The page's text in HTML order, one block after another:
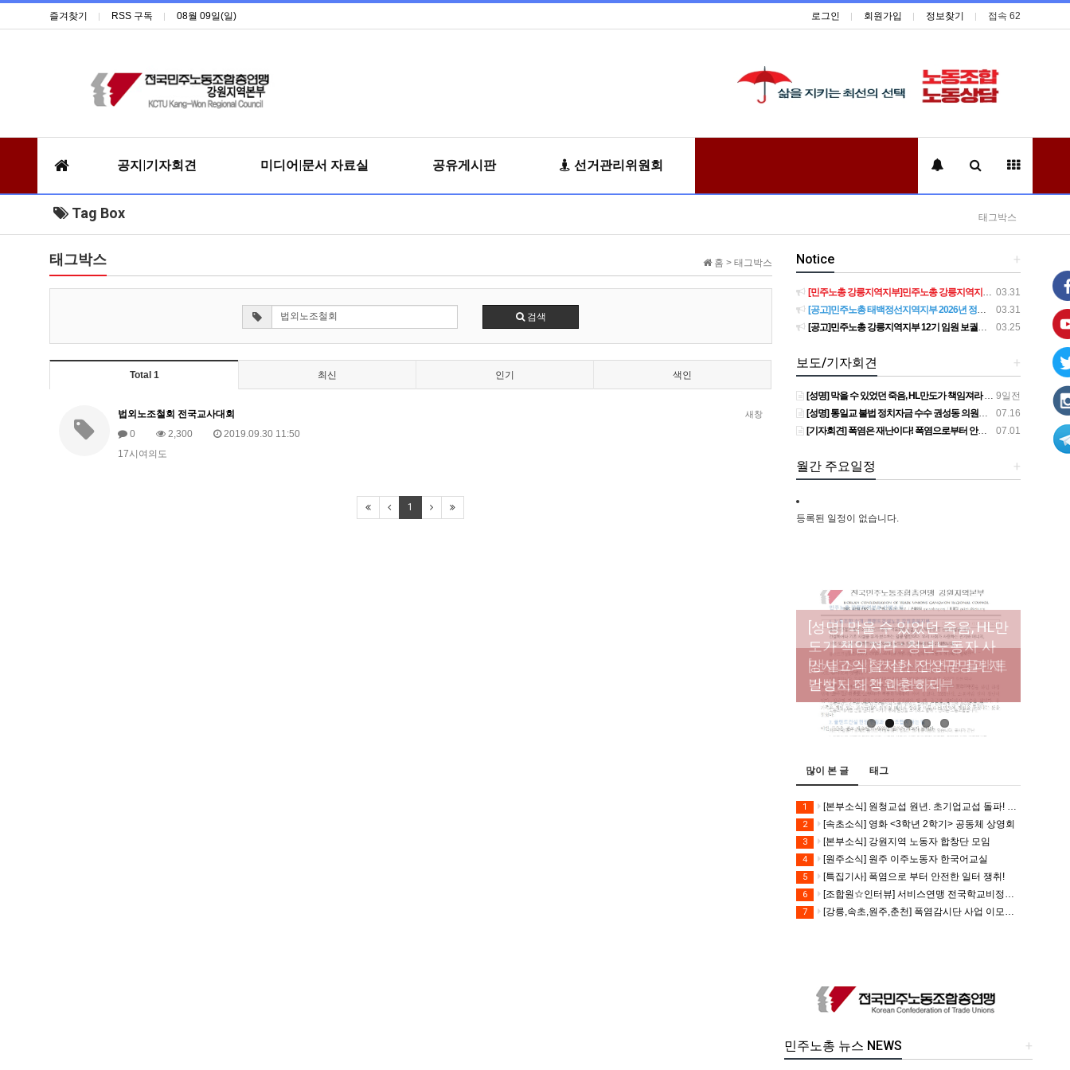
즐겨찾기 RSS 구독 08월 09일(일) 로그인 회원가입 정보찾기 접속 62
공지|기자회견 미디어|문서 자료실 공유게시판 선거관리위원회
Tag Box 태그박스
홈 > 태그박스
태그박스
검색
Total 1 최신 인기 색인
새창
법외노조철회 전국교사대회
0
2,300
2019.09.30 11:50
17시여의도
1
+
Notice
03.31
[민주노총 강릉지역지부]민주노총 강릉지역지부 제12기 임원 보궐선거결과 공고
03.31
[공고]민주노총 태백정선지역지부 2026년 정기 대의원대회 재소집 건
03.25
[공고]민주노총 강릉지역지부 12기 임원 보궐선거 후보자 확정 공고
+
보도/기자회견
9일전
[성명] 막을 수 있었던 죽음, HL만도가 책임져라 : 청년노동자 사망사고의 철저한 진상규명과 재발방지 대책 마련하라
07.16
[성명] 통일교 불법 정치자금 수수 권성동 의원직 상실, 사필귀정이다
07.01
[기자회견] 폭염은 재난이다! 폭염으로부터 안전한 일터를 위한 민주노총 강원지역본부 폭염감시단 선포 기자회견
+
월간 주요일정
등록된 일정이 없습니다.
[성명] 막을 수 있었던 죽음, HL만
도가 책임져라 : 청년노동자 사
망사고의 철저한 진상규명과 재
발방지 대책 마련하라
[산별소식] 건설산업연맹 플랜트
건설노조 강원충북지부
[강릉,속초,원주,춘천] 폭염감시
단 사업 이모저모
[조합원☆인터뷰] 서비스연맹 전
국학교비정규직노동조합 강원
지부 김유미 춘천지회장
[본부소식] 강원지역 노동자 합
창단 모임
많이 본 글 태그
1 [본부소식] 원청교섭 원년. 초기업교섭 돌파! 모든 노동자의 노동기본권 쟁취! 민주노총 7.15 총파업대회
2 [속초소식] 영화 <3학년 2학기> 공동체 상영회
3 [본부소식] 강원지역 노동자 합창단 모임
4 [원주소식] 원주 이주노동자 한국어교실
5 [특집기사] 폭염으로 부터 안전한 일터 쟁취!
6 [조합원☆인터뷰] 서비스연맹 전국학교비정규직노동조합 강원지부 김유미 춘천지회장
7 [강릉,속초,원주,춘천] 폭염감시단 사업 이모저모
+
민주노총 뉴스 NEWS